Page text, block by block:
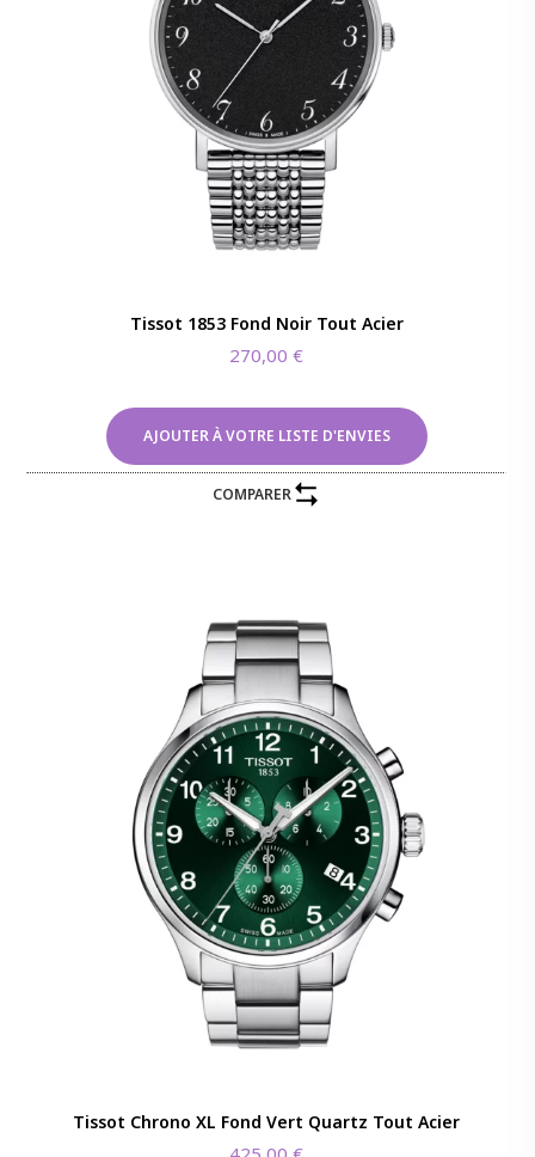
Tissot 1853 Fond Noir Tout Acier
270,00€
AJOUTER À VOTRE LISTE D'ENVIES
COMPARER
Tissot Chrono XL Fond Vert Quartz Tout Acier